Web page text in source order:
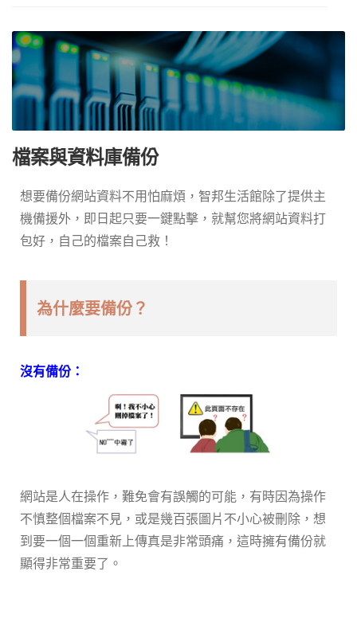
檔案與資料庫備份
想要備份網站資料不用怕麻煩，智邦生活館除了提供主
機備援外，即日起只要一鍵點擊，就幫您將網站資料打
包好，自己的檔案自己救！
為什麼要備份？
沒有備份：
網站是人在操作，難免會有誤觸的可能，有時因為操作
不慎整個檔案不見，或是幾百張圖片不小心被刪除，想
到要一個一個重新上傳真是非常頭痛，這時擁有備份就
顯得非常重要了。